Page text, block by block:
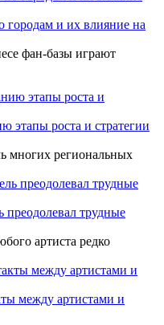
городам и их влияние на
фан-базы играют
этапы роста и стратегии
многих региональных
преодолевал трудные
артиста редко
между артистами и